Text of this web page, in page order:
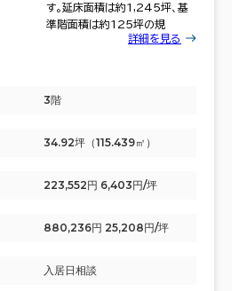
す。延床面積は約1,245坪、基
準階面積は約125坪の規
詳細を見る
3階
34.92坪（115.439㎡）
223,552円 6,403円/坪
880,236円 25,208円/坪
入居日相談